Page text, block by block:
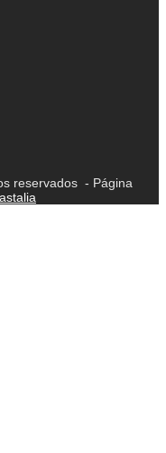
reservados - Página